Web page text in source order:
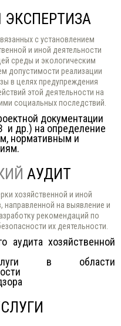
ЭКСПЕРТИЗА
с установлением
и иной деятельности
среды и экологическим
допустимости реализации
в целях предупреждения
этой деятельности на
социальных последствий.
документации
др.) на определение
нормативным и
АУДИТ
хозяйственной и иной
направленной на выявление и
рекомендаций по
их деятельности.
аудита хозяйственной
в области